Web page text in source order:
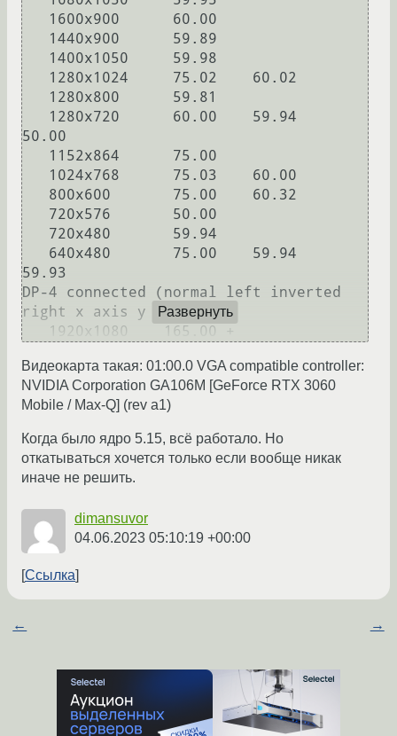
50.00
59.93
DP-4 connected (normal left inverted
right x axis y axis)
Развернуть
Видеокарта такая: 01:00.0 VGA compatible controller:
NVIDIA Corporation GA106M [GeForce RTX 3060
Mobile / Max-Q] (rev a1)
Когда было ядро 5.15, всё работало. Но
откатываться хочется только если вообще никак
иначе не решить.
dimansuvor
04.06.2023 05:10:19 +00:00
Ссылка
← →